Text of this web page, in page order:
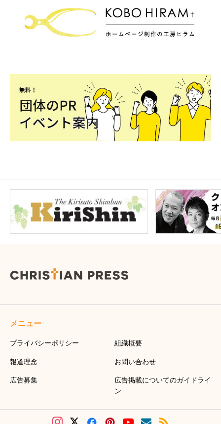
メニュー
プライバシーポリシー 組織概要
報道理念 お問い合わせ
広告募集
広告掲載についてのガイドライ
ン